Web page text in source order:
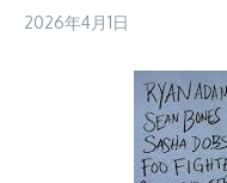
2026年4月1日